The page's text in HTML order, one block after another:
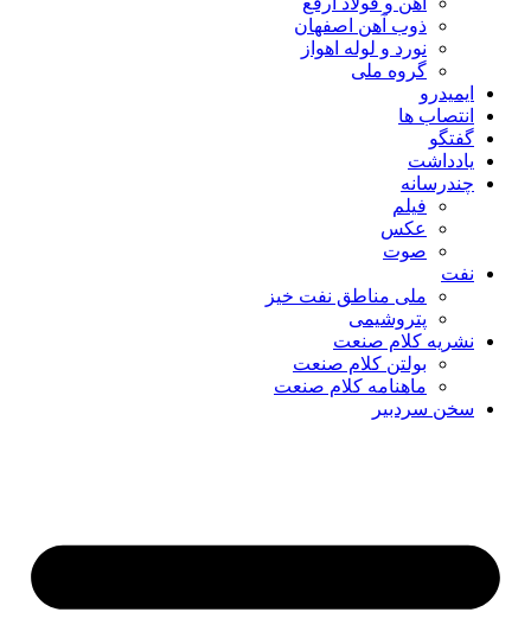
ذوب آهن اصفهان
نورد و لوله اهواز
گروه ملی
ایمیدرو
انتصاب ها
گفتگو
یادداشت
چندرسانه
فیلم
عکس
صوت
نفت
ملی مناطق نفت خیز
پتروشیمی
نشریه کلام صنعت
بولتن کلام صنعت
ماهنامه کلام صنعت
سخن سردبیر